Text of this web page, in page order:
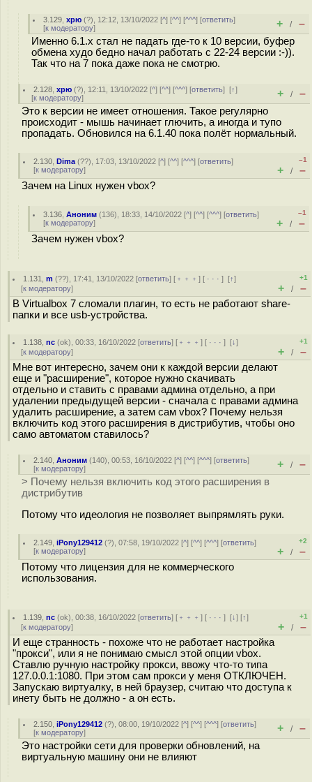
3.129 ,хрю (?), 12:12, 13/10/2022 [^] [^^] [^^^] [ответить]
[к модератору] + / –
Именно 6.1.х стал не падать где-то к 10 версии, буфер
обмена худо бедно начал работать с 22-24 версии :-)).
Так что на 7 пока даже пока не смотрю.
2.128 ,хрю (?), 12:11, 13/10/2022 [^] [^^] [^^^] [ответить][↑]
[к модератору] + / –
Это к версии не имеет отношения. Такое регулярно
происходит - мышь начинает глючить, а иногда и тупо
пропадать. Обновился на 6.1.40 пока полёт нормальный.
2.130 ,Dima (??), 17:03, 13/10/2022 [^] [^^] [^^^] [ответить]
[к модератору]
–1
+ / –
Зачем на Linux нужен vbox?
3.136 ,Аноним (136), 18:33, 14/10/2022 [^] [^^] [^^^] [ответить]
[к модератору]
–1
+ / –
Зачем нужен vbox?
1.131 ,m (??), 17:41, 13/10/2022 [ответить] [ ﹢﹢﹢] [ · · ·][↑]
[к модератору]
+1
+ / –
В Virtualbox 7 сломали плагин, то есть не работают share-
папки и все usb-устройства.
1.138 ,nc (ok), 00:33, 16/10/2022 [ответить] [ ﹢﹢﹢] [ · · ·][↓]
[к модератору]
+1
+ / –
Мне вот интересно, зачем они к каждой версии делают
еще и "расширение", которое нужно скачивать
отдельно и ставить с правами админа отдельно, а при
удалении предыдущей версии - сначала с правами админа
удалить расширение, а затем сам vbox? Почему нельзя
включить код этого расширения в дистрибутив, чтобы оно
само автоматом ставилось?
2.140 ,Аноним (140), 00:53, 16/10/2022 [^] [^^] [^^^] [ответить]
[к модератору] + / –
> Почему нельзя включить код этого расширения в
дистрибутив
Потому что идеология не позволяет выпрямлять руки.
2.149 ,iPony129412 (?), 07:58, 19/10/2022 [^] [^^] [^^^] [ответить]
[к модератору]
+2
+ / –
Потому что лицензия для не коммерческого
использования.
1.139 ,nc (ok), 00:38, 16/10/2022 [ответить] [ ﹢﹢﹢] [ · · ·][↓] [↑]
[к модератору]
+1
+ / –
И еще странность - похоже что не работает настройка
"прокси", или я не понимаю смысл этой опции vbox.
Ставлю ручную настройку прокси, ввожу что-то типа
127.0.0.1:1080. При этом сам прокси у меня ОТКЛЮЧЕН.
Запускаю виртуалку, в ней браузер, считаю что доступа к
инету быть не должно - а он есть.
2.150 ,iPony129412 (?), 08:00, 19/10/2022 [^] [^^] [^^^] [ответить]
[к модератору] + / –
Это настройки сети для проверки обновлений, на
виртуальную машину они не влияют